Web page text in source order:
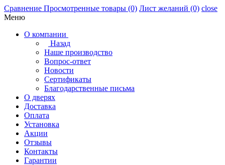
Сравнение Просмотренные товары (0) Лист желаний (0) close
Меню
О компании
Назад
Наше производство
Вопрос-ответ
Новости
Сертификаты
Благодарственные письма
О дверях
Доставка
Оплата
Установка
Акции
Отзывы
Контакты
Гарантии